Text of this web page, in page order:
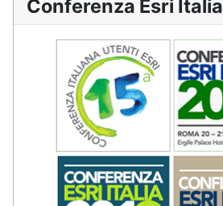
Conferenza Esri Italia